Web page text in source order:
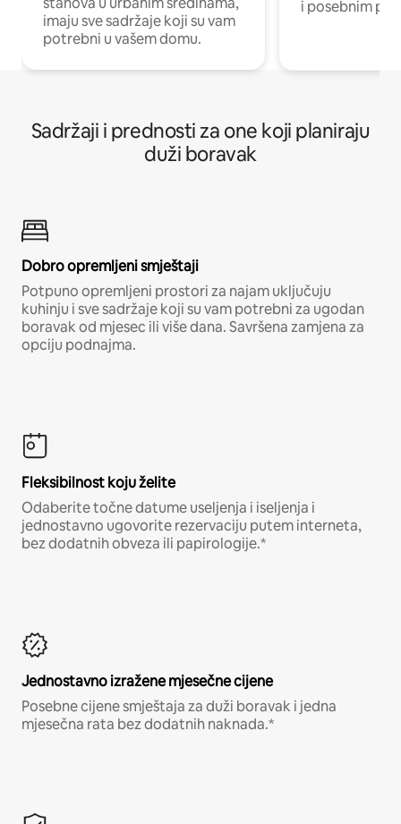
imaju sve sadržaje koji su vam
potrebni u vašem domu.
i posebnim
Sadržaji i prednosti za one koji planiraju
duži boravak
Dobro opremljeni smještaji
Potpuno opremljeni prostori za najam uključuju
kuhinju i sve sadržaje koji su vam potrebni za ugodan
boravak od mjesec ili više dana. Savršena zamjena za
opciju podnajma.
Fleksibilnost koju želite
Odaberite točne datume useljenja i iseljenja i
jednostavno ugovorite rezervaciju putem interneta,
bez dodatnih obveza ili papirologije.*
Jednostavno izražene mjesečne cijene
Posebne cijene smještaja za duži boravak i jedna
mjesečna rata bez dodatnih naknada.*